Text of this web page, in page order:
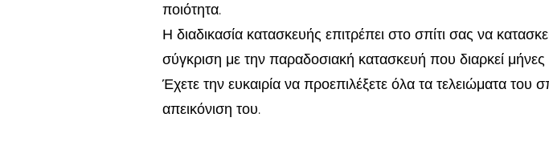
ποιότητα.
Η διαδικασία κατασκευής επιτρέπει στο σπίτι σας να
σύγκριση με την παραδοσιακή κατασκευή που διαρκεί μήνες
Έχετε την ευκαιρία να προεπιλέξετε όλα τα τελειώματα του
απεικόνιση του.